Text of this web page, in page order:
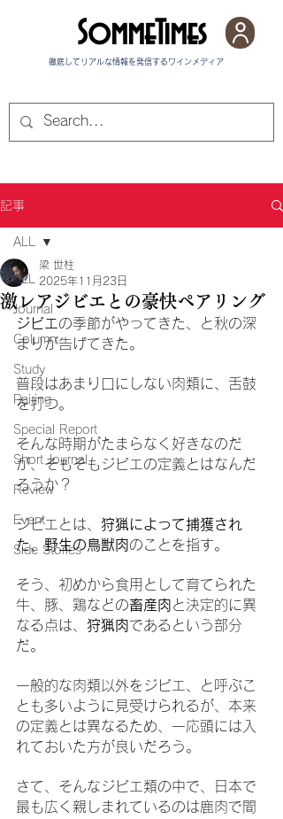
徹底してリアルな情報を発信する​ワインメディア
SommeTimes
記事
ALL
Journal
Column
Study
Pairing
Special Report
Short Journal
Review
Event
Side Stories
ALL
激レアジビエとの豪快ペアリング
梁 世柱
2025年11月23日
ジビエの季節がやってきた、と秋の深
まりが告げてきた。
普段はあまり口にしない肉類に、舌鼓
を打つ。
そんな時期がたまらなく好きなのだ
が、そもそもジビエの定義とはなんだ
ろうか？
ジビエとは、 狩猟によって捕獲され
た、野生の鳥獣肉のことを指す。
そう、初めから食用として育てられた
牛、豚、鶏などの畜産肉 と決定的に異
なる点は、 狩猟肉であるという部分
だ。
一般的な肉類以外をジビエ、と呼ぶこ
とも多いように見受けられるが、本来
の定義とは異なるため、一応頭には入
れておいた方が良いだろう。
さて、そんなジビエ類の中で、日本で
最も広く親しまれているのは鹿肉で間